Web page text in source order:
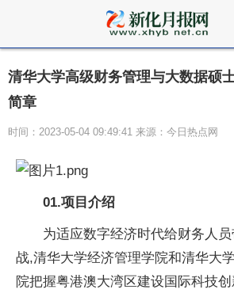
清华大学高级财务管理与大数据硕
简章
时间：2023-05-04 09:49:41 来源：今日热点网
01.项目介绍
为适应数字经济时代给财务人
战,清华大学经济管理学院和清华大
院把握粤港澳大湾区建设国际科技